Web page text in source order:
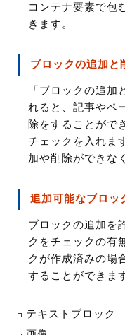
コンテナ要素で包
きます。
ブロックの追加と
「ブロックの追加
れると、記事やペ
除をすることがで
チェックを入れま
加や削除ができな
追加可能なブロッ
ブロックの追加を
クをチェックの有
クが作成済みの場
することができま
テキストブロック